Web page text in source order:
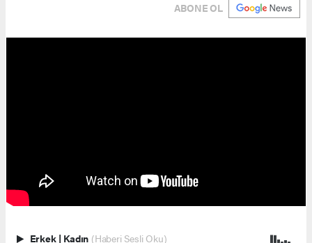
ABONE OL
Erkek | Kadın (Haberi Sesli Oku)